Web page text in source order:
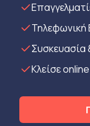
Κλείσε online